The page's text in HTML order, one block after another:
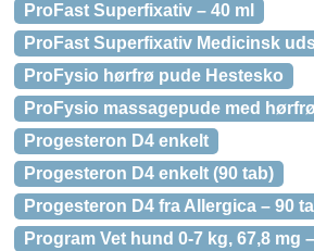
ProFast Superfixativ – 40 ml
ProFast Superfixativ Medicinsk
ProFysio hørfrø pude Hestesko
ProFysio massagepude med hørfrø
Progesteron D4 enkelt
Progesteron D4 enkelt (90 tab)
Progesteron D4 fra Allergica – 90
Program Vet hund 0-7 kg, 67,8 mg